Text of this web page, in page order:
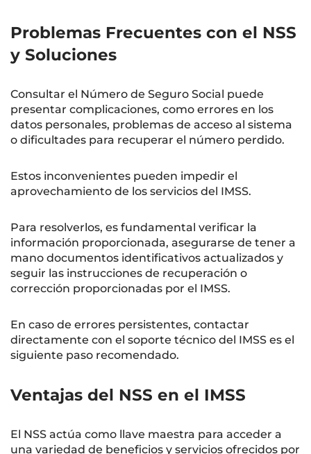
Problemas Frecuentes con el NSS
y Soluciones
Consultar el Número de Seguro Social puede
presentar complicaciones, como errores en los
datos personales, problemas de acceso al sistema
o dificultades para recuperar el número perdido.
Estos inconvenientes pueden impedir el
aprovechamiento de los servicios del IMSS.
Para resolverlos, es fundamental verificar la
información proporcionada, asegurarse de tener a
mano documentos identificativos actualizados y
seguir las instrucciones de recuperación o
corrección proporcionadas por el IMSS.
En caso de errores persistentes, contactar
directamente con el soporte técnico del IMSS es el
siguiente paso recomendado.
Ventajas del NSS en el IMSS
El NSS actúa como llave maestra para acceder a
una variedad de beneficios y servicios ofrecidos por